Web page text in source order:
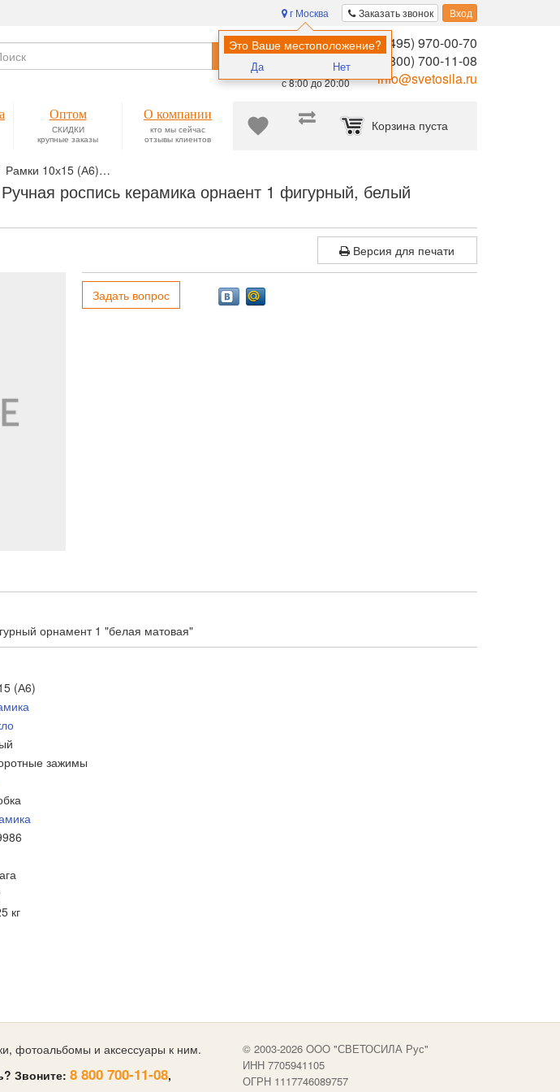
Заказать звонок Вход
г Москва
Это Ваше местоположение?
Да Нет
Помощь в
выборе:
Ежедневно,
с 8:00 до 20:00
8 (495) 970-00-70
8 (800) 700-11-08
info@svetosila.ru
Найти
Корзина пуста
Оптом
СКИДКИ
крупные заказы
О компании
кто мы сейчас
отзывы клиентов
Рамки 10х15 (А6)
роспись керамика орнаент 1 фигурный, белый
Версия для печати
Задать вопрос
орнамент 1 "белая матовая"
(А6)
зажимы
кг
фотоальбомы и аксессуары к ним.
Звоните: 8 800 700-11-08,
© 2003-2026 OOO "СВЕТОСИЛА Рус"
ИНН 7705941105
ОГРН 1117746089757